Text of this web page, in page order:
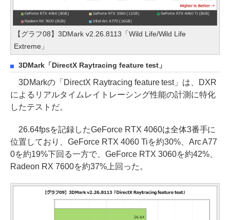
【グラフ08】3DMark v2.26.8113「Wild Life/Wild Life
Extreme」
3DMark「DirectX Raytracing feature test」
3DMarkの「DirectX Raytracing feature test」は、DXR
によるリアルタイムレイトレーシング性能の計測に特化
したテストだ。
26.64fpsを記録したGeForce RTX 4060は全体3番手に
位置しており、GeForce RTX 4060 Tiを約30%、Arc A77
0を約19%下回る一方で、GeForce RTX 3060を約42%、
Radeon RX 7600を約37%上回った。